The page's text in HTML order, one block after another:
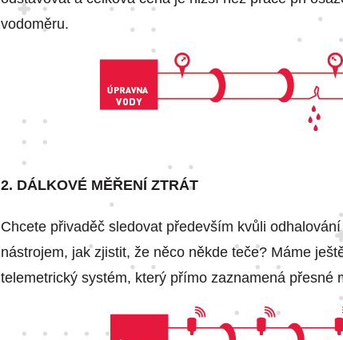
vodoměru.
2. DÁLKOVÉ MĚŘENÍ ZTRÁT
Chcete přivaděč sledovat především kvůli
nástrojem, jak zjistit, že něco někde teče? Máme
telemetrický systém, který přímo zaznamená přesné